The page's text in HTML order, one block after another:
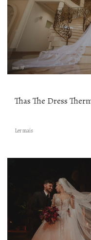
Thas The Dress
Ler mais